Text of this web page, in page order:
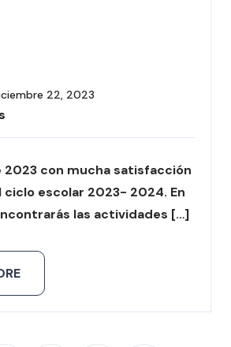
22, 2023
2023 con mucha satisfacción
ciclo escolar 2023- 2024. En
las actividades […]